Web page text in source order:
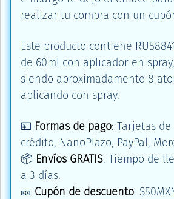
realizar tu compra con un
Este producto contiene
de 60ml con aplicador en
siendo aproximadamente 8
aplicando con spray.
💴 Formas de pago: Tarjetas
crédito, NanoPlazo, PayPal,
📦 Envíos GRATIS: Tiempo de
a 3 días.
🎫 Cupón de descuento: